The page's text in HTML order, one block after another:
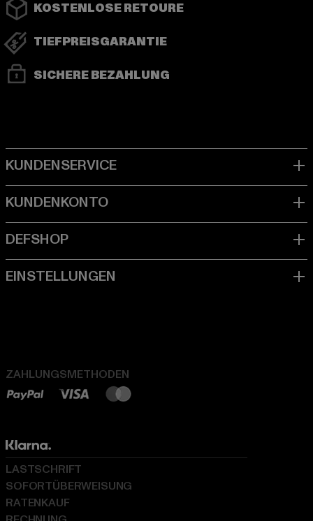
KOSTENLOSE RETOURE
TIEFPREISGARANTIE
SICHERE BEZAHLUNG
ZAHLUNGSMETHODEN
LASTSCHRIFT
SOFORTÜBERWEISUNG
RATENKAUF